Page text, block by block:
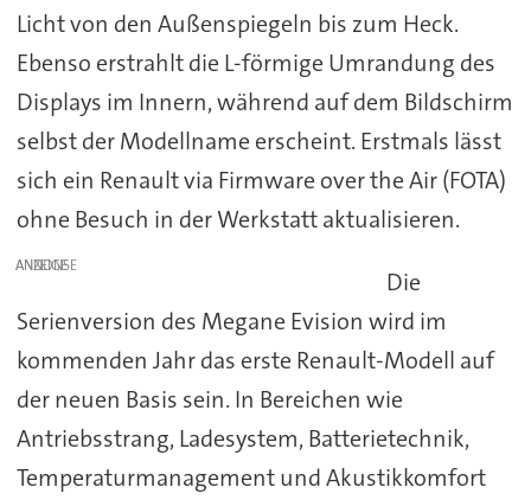
Licht von den Außenspiegeln bis zum Heck.
Ebenso erstrahlt die L-förmige Umrandung des
Displays im Innern, während auf dem Bildschirm
selbst der Modellname erscheint. Erstmals lässt
sich ein Renault via Firmware over the Air (FOTA)
ohne Besuch in der Werkstatt aktualisieren.
ANZEIGE
Die
Serienversion des Megane Evision wird im
kommenden Jahr das erste Renault-Modell auf
der neuen Basis sein. In Bereichen wie
Antriebsstrang, Ladesystem, Batterietechnik,
Temperaturmanagement und Akustikkomfort